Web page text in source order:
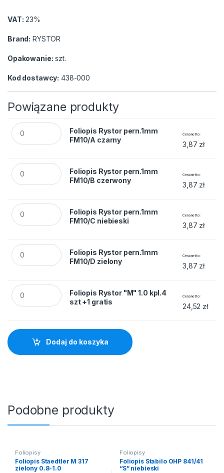
VAT: 23%
Brand: RYSTOR
Opakowanie: szt.
Kod dostawcy: 438-000
Powiązane produkty
Foliopis Rystor pern.1mm FM10/A czarny quantity
Foliopis Rystor pern.1mm
FM10/A czarny
Cena netto
3,87 zł
Foliopis Rystor pern.1mm FM10/B czerwony quantity
Foliopis Rystor pern.1mm
FM10/B czerwony
Cena netto
3,87 zł
Foliopis Rystor pern.1mm FM10/C niebieski quantity
Foliopis Rystor pern.1mm
FM10/C niebieski
Cena netto
3,87 zł
Foliopis Rystor pern.1mm FM10/D zielony quantity
Foliopis Rystor pern.1mm
FM10/D zielony
Cena netto
3,87 zł
Foliopis Rystor "M" 1.0 kpl.4 szt +1 gratis quantity
Foliopis Rystor "M" 1.0 kpl.4
szt +1 gratis
Cena netto
24,52 zł
Dodaj do koszyka
Podobne produkty
Foliopisy
Foliopis Staedtler M 317
zielony 0.8-1.0
Foliopisy
Foliopis Stabilo OHP 841/41
“S” niebieski